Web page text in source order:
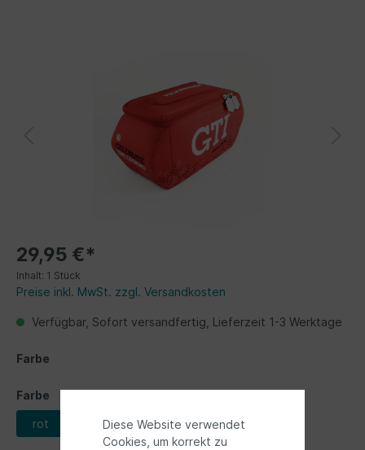
29,95 €*
Inhalt: 1 Stück
Preise inkl. MwSt. zzgl. Versandkosten
Verfügbar, Sofort versandfertig, Lieferzeit 1-3 Werktage
Farbe
Farbe
rot schwarz
Diese Website verwendet
Cookies, um korrekt zu